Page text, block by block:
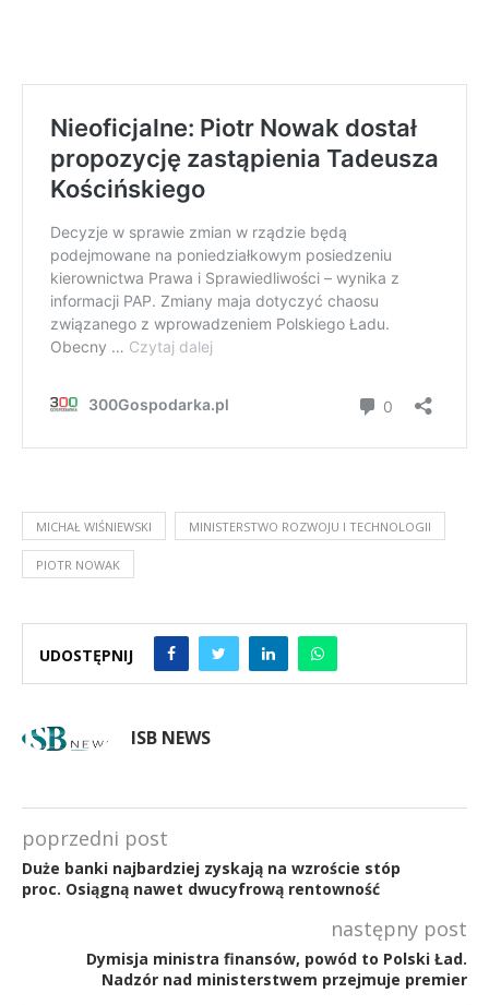
MICHAŁ WIŚNIEWSKI MINISTERSTWO ROZWOJU I TECHNOLOGII
PIOTR NOWAK
UDOSTĘPNIJ
ISB NEWS
poprzedni post
Duże banki najbardziej zyskają na wzroście stóp
proc. Osiągną nawet dwucyfrową rentowność
następny post
Dymisja ministra finansów, powód to Polski Ład.
Nadzór nad ministerstwem przejmuje premier